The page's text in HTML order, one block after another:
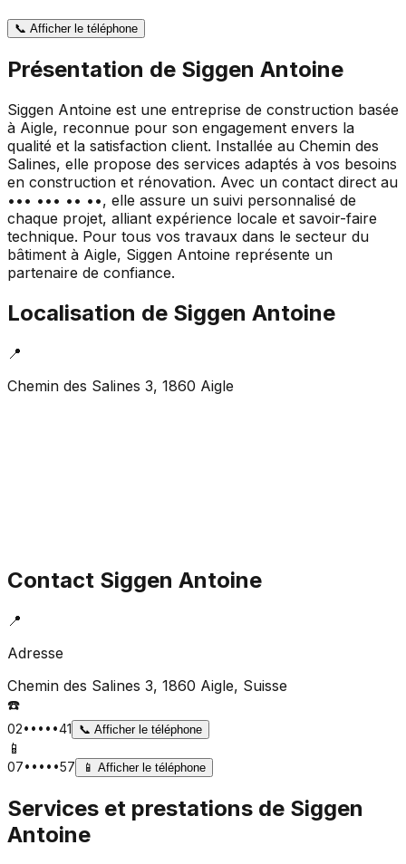
📞 Afficher le téléphone
Présentation de Siggen Antoine
Siggen Antoine est une entreprise de construction basée
à Aigle, reconnue pour son engagement envers la
qualité et la satisfaction client. Installée au Chemin des
Salines, elle propose des services adaptés à vos besoins
en construction et rénovation. Avec un contact direct au
••• ••• •• ••, elle assure un suivi personnalisé de
chaque projet, alliant expérience locale et savoir-faire
technique. Pour tous vos travaux dans le secteur du
bâtiment à Aigle, Siggen Antoine représente un
partenaire de confiance.
Localisation de Siggen Antoine
📍
Chemin des Salines 3, 1860 Aigle
Contact Siggen Antoine
📍
Adresse
Chemin des Salines 3, 1860 Aigle, Suisse
☎️
02•••••41 📞 Afficher le téléphone
📱
07•••••57 📱 Afficher le téléphone
Services et prestations de Siggen
Antoine